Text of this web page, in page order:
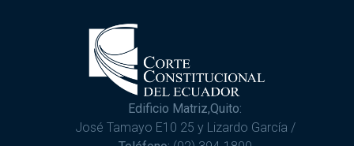
Edificio Matriz,Quito:
José Tamayo E10 25 y Lizardo García /